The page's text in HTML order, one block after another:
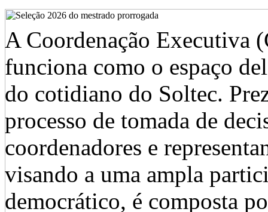
A Coordenação Executiva
funciona como o espaço
do cotidiano do Soltec.
processo de tomada de
coordenadores e
visando a uma ampla
democrático, é composta